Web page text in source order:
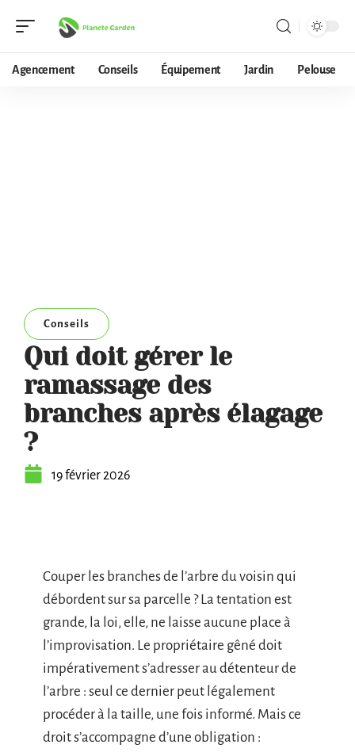
Agencement Conseils Équipement Jardin Pelouse
Conseils
Qui doit gérer le
ramassage des
branches après élagage
?
19 février 2026
Couper les branches de l’arbre du voisin qui
débordent sur sa parcelle ? La tentation est
grande, la loi, elle, ne laisse aucune place à
l’improvisation. Le propriétaire gêné doit
impérativement s’adresser au détenteur de
l’arbre : seul ce dernier peut légalement
procéder à la taille, une fois informé. Mais ce
droit s’accompagne d’une obligation :